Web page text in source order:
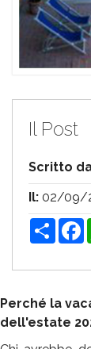
Il Post
Scritto
Il: 02/09/
Share
Perché la
dell'estate